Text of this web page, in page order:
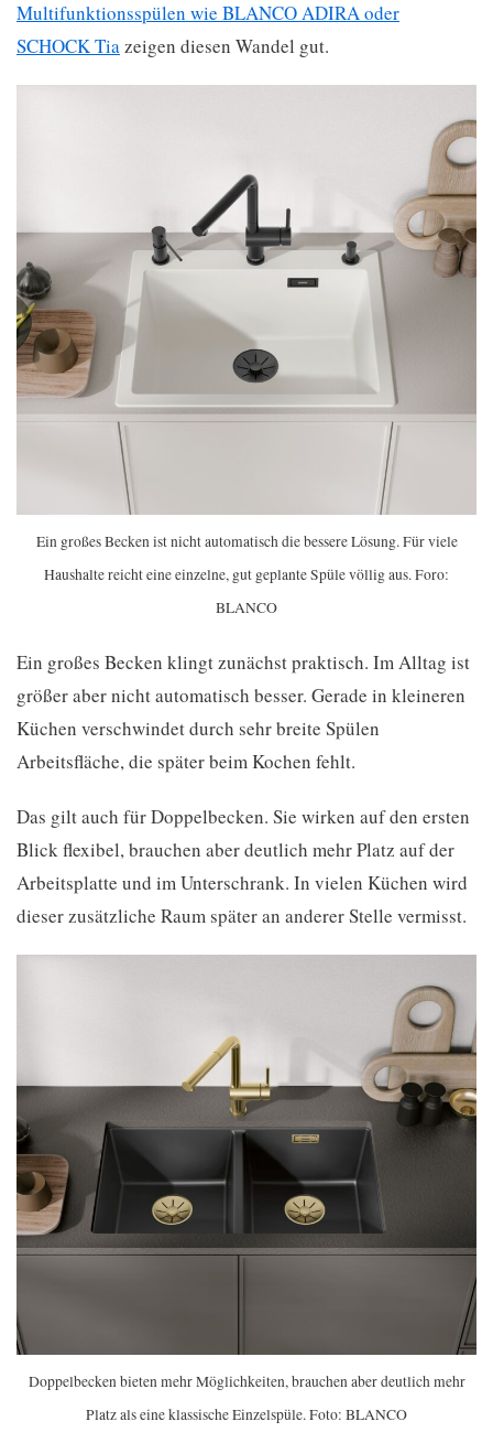
Multifunktionsspülen wie BLANCO ADIRA oder
SCHOCK Tiazeigen diesen Wandel gut.
Ein großes Becken ist nicht automatisch die bessere Lösung. Für viele
Haushalte reicht eine einzelne, gut geplante Spüle völlig aus. Foro:
BLANCO
Ein großes Becken klingt zunächst praktisch. Im Alltag ist
größer aber nicht automatisch besser. Gerade in kleineren
Küchen verschwindet durch sehr breite Spülen
Arbeitsfläche, die später beim Kochen fehlt.
Das gilt auch für Doppelbecken. Sie wirken auf den ersten
Blick flexibel, brauchen aber deutlich mehr Platz auf der
Arbeitsplatte und im Unterschrank. In vielen Küchen wird
dieser zusätzliche Raum später an anderer Stelle vermisst.
Doppelbecken bieten mehr Möglichkeiten, brauchen aber deutlich mehr
Platz als eine klassische Einzelspüle. Foto: BLANCO